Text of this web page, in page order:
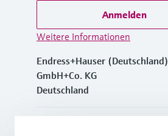
Anmelden
Weitere Informationen
Endress+Hauser (Deutschland)
GmbH+Co. KG
Deutschland